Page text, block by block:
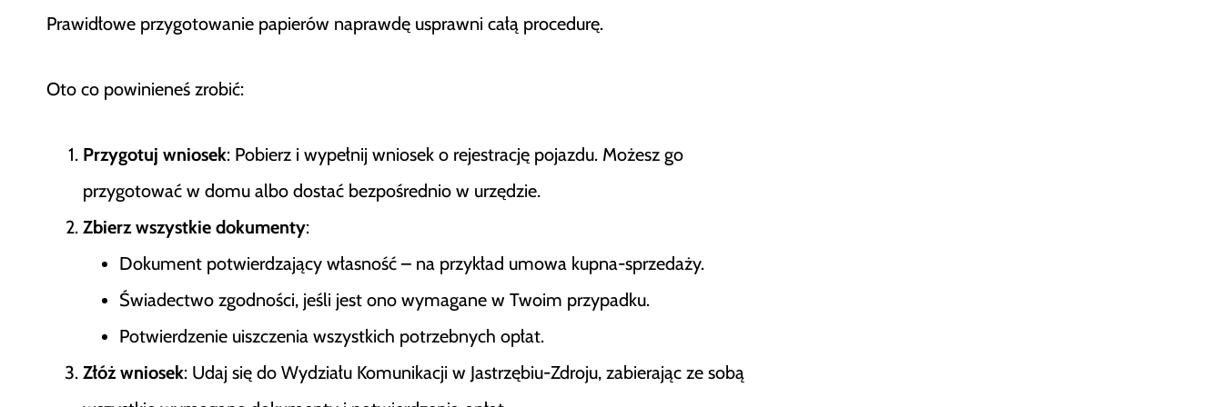
Prawidłowe przygotowanie papierów naprawdę usprawni całą procedurę.
Oto co powinieneś zrobić:
Przygotuj wniosek: Pobierz i wypełnij wniosek o rejestrację pojazdu. Możesz go
przygotować w domu albo dostać bezpośrednio w urzędzie.
Zbierz wszystkie dokumenty:
Dokument potwierdzający własność – na przykład umowa kupna-sprzedaży.
Świadectwo zgodności, jeśli jest ono wymagane w Twoim przypadku.
Potwierdzenie uiszczenia wszystkich potrzebnych opłat.
Złóż wniosek: Udaj się do Wydziału Komunikacji w Jastrzębiu-Zdroju, zabierając ze sobą